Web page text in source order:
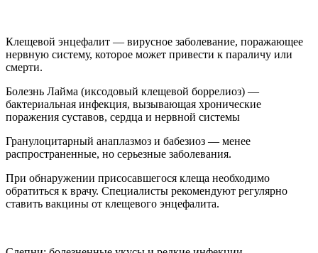
Клещевой энцефалит — вирусное заболевание, поражающее
нервную систему, которое может привести к параличу или
смерти.
Болезнь Лайма (иксодовый клещевой боррелиоз) —
бактериальная инфекция, вызывающая хронические
поражения суставов, сердца и нервной системы
Гранулоцитарный анаплазмоз и бабезиоз — менее
распространенные, но серьезные заболевания.
При обнаружении присосавшегося клеща необходимо
обратиться к врачу. Специалисты рекомендуют регулярно
ставить вакцины от клещевого энцефалита.